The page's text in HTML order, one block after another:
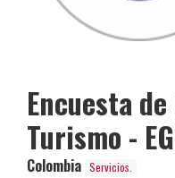
Encuesta
Turismo -
Colombia Servicios.